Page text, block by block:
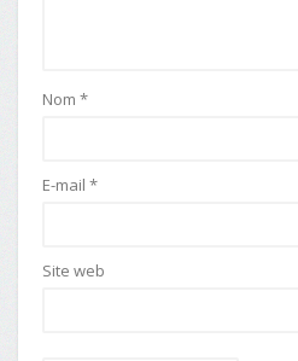
Nom *
E-mail *
Site web